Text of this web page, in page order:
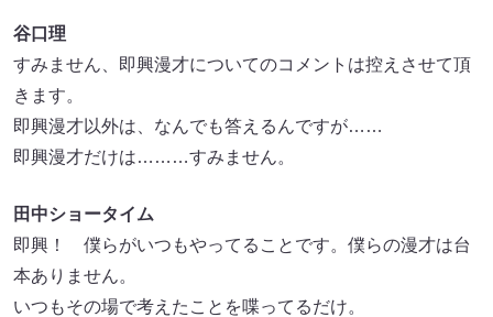
谷口理
すみません、即興漫才についてのコメントは控えさせて頂
きます。
即興漫才以外は、なんでも答えるんですが……
即興漫才だけは………すみません。
田中ショータイム
即興！ 僕らがいつもやってることです。僕らの漫才は台
本ありません。
いつもその場で考えたことを喋ってるだけ。